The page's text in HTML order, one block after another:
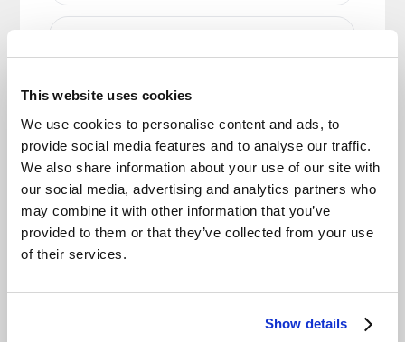
This website uses cookies
We use cookies to personalise content and ads, to
provide social media features and to analyse our traffic.
We also share information about your use of our site with
our social media, advertising and analytics partners who
may combine it with other information that you’ve
provided to them or that they’ve collected from your use
of their services.
Show details